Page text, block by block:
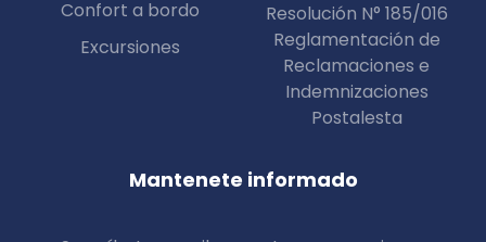
Confort a bordo
Excursiones
Resolución N° 185/016
Reglamentación de
Reclamaciones e
Indemnizaciones
Postalesta
Mantenete informado